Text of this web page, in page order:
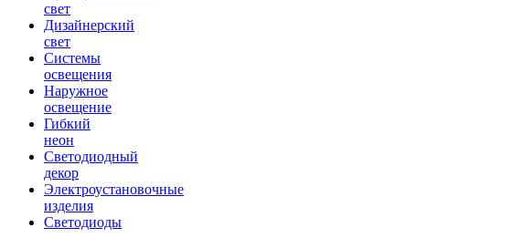
свет
Дизайнерский
свет
Системы
освещения
Наружное
освещение
Гибкий
неон
Светодиодный
декор
Электроустановочные
изделия
Светодиоды